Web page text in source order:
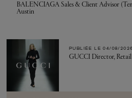
BALENCIAGA Sales & Client Advisor
Austin
PUBLIÉE LE 04/08/2026
GUCCI Director,